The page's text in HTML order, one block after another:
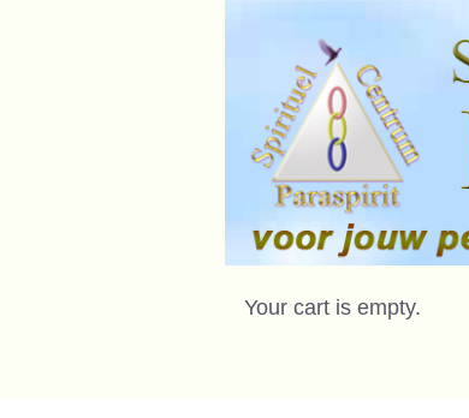
Your cart is empty.